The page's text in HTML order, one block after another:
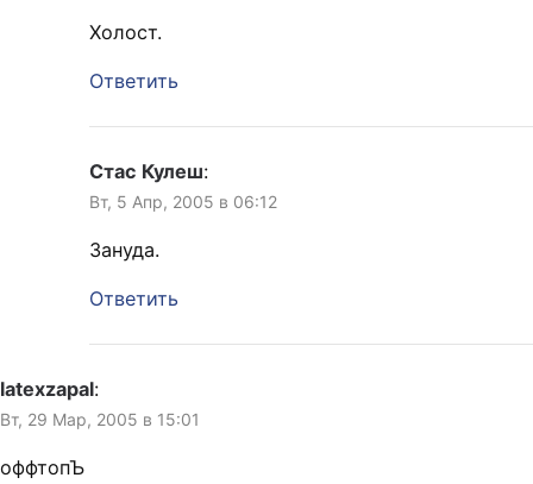
Холост.
Ответить
Стас Кулеш:
Вт, 5 Апр, 2005 в 06:12
Зануда.
Ответить
latexzapal:
Вт, 29 Мар, 2005 в 15:01
оффтопЪ